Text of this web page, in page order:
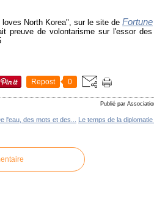
North Korea", sur le site de Fortune
preuve de volontarisme sur l'essor
Repost 0
Publié par
l'eau, des mots et des... Le temps de la